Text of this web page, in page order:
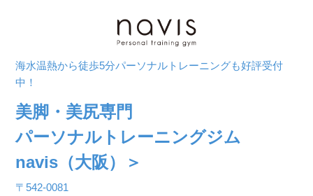
海水温熱から徒歩5分パーソナルトレーニングも好評受付
中！
美脚・美尻専門
パーソナルトレーニングジム
navis（大阪）＞
〒542-0081